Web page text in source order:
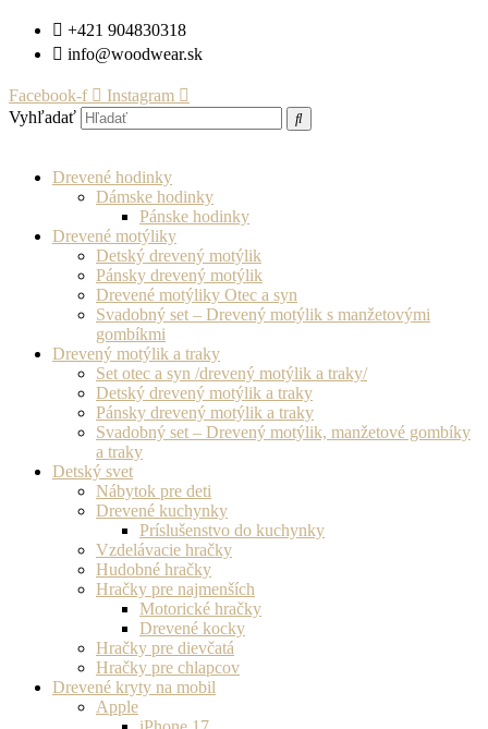
Preskočiť+421 904830318
info@woodwear.sk
Facebook-f
Instagram
Vyhľadať
Drevené hodinky
Dámske hodinky
Pánske hodinky
Drevené motýliky
Detský drevený motýlik
Pánsky drevený motýlik
Drevené motýliky Otec a syn
Svadobný set – Drevený motýlik s manžetovými
gombíkmi
Drevený motýlik a traky
Set otec a syn /drevený motýlik a traky/
Detský drevený motýlik a traky
Pánsky drevený motýlik a traky
Svadobný set – Drevený motýlik, manžetové gombíky
a traky
Detský svet
Nábytok pre deti
Drevené kuchynky
Príslušenstvo do kuchynky
Vzdelávacie hračky
Hudobné hračky
Hračky pre najmenších
Motorické hračky
Drevené kocky
Hračky pre dievčatá
Hračky pre chlapcov
Drevené kryty na mobil
Apple